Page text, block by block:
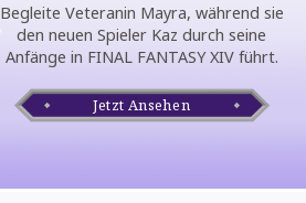
Begleite Veteranin Mayra, während sie
den neuen Spieler Kaz durch seine
Anfänge in FINAL FANTASY XIV führt.
Jetzt Ansehen